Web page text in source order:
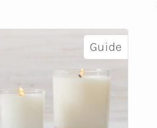
Guide